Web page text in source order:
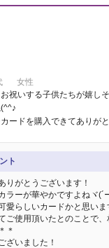
女性
祝いする子供たちが嬉し
ードを購入できてありがと
ト
りがとうございます！
ラーが華やかですよねヾ(´
愛らしいカードかと思いま
ご使用頂いたとのことで
＊
ざいました！